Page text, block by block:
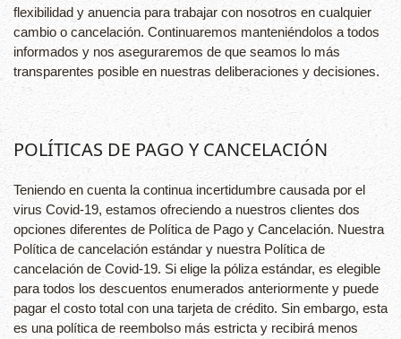
flexibilidad y anuencia para trabajar con nosotros en cualquier
cambio o cancelación. Continuaremos manteniéndolos a todos
informados y nos aseguraremos de que seamos lo más
transparentes posible en nuestras deliberaciones y decisiones.
POLÍTICAS DE PAGO Y CANCELACIÓN
Teniendo en cuenta la continua incertidumbre causada por el
virus Covid-19, estamos ofreciendo a nuestros clientes dos
opciones diferentes de Política de Pago y Cancelación. Nuestra
Política de cancelación estándar y nuestra Política de
cancelación de Covid-19. Si elige la póliza estándar, es elegible
para todos los descuentos enumerados anteriormente y puede
pagar el costo total con una tarjeta de crédito. Sin embargo, esta
es una política de reembolso más estricta y recibirá menos